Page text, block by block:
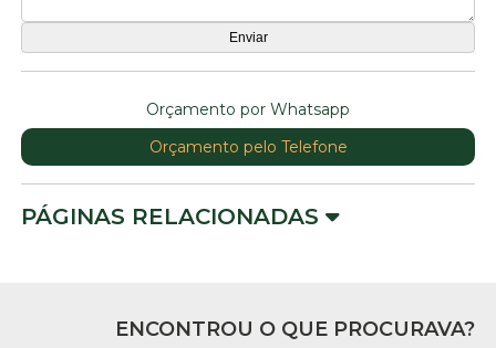
Orçamento por Whatsapp
Orçamento pelo Telefone
PÁGINAS RELACIONADAS
ENCONTROU O QUE PROCURAVA?